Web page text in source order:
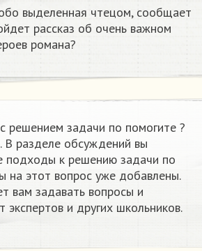
выделенная чтецом, сообщает
рассказ об очень важном
романа?
решением задачи по помогите ?
В разделе обсуждений вы
подходы к решению задачи по
на этот вопрос уже добавлены.
вам задавать вопросы и
экспертов и других школьников.